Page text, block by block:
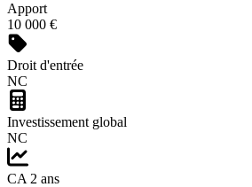
Apport
10 000 €
Droit d'entrée
NC
Investissement global
NC
CA 2 ans